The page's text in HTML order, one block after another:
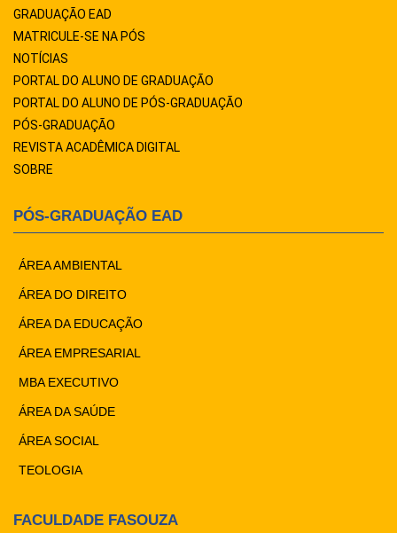
GRADUAÇÃO EAD
MATRICULE-SE NA PÓS
NOTÍCIAS
PORTAL DO ALUNO DE GRADUAÇÃO
PORTAL DO ALUNO DE PÓS-GRADUAÇÃO
PÓS-GRADUAÇÃO
REVISTA ACADÊMICA DIGITAL
SOBRE
PÓS-GRADUAÇÃO EAD
ÁREA AMBIENTAL
ÁREA DO DIREITO
ÁREA DA EDUCAÇÃO
ÁREA EMPRESARIAL
MBA EXECUTIVO
ÁREA DA SAÚDE
ÁREA SOCIAL
TEOLOGIA
FACULDADE FASOUZA